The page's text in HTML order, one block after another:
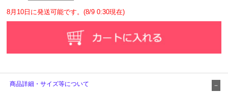
8月10日に発送可能です。(8/9 0:30現在)
商品詳細・サイズ等について